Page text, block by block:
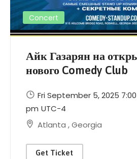
Concert
Айк Газарян на
нового Comedy Club
Fri September 5, 2025
pm UTC-4
Atlanta ,Georgia
Get Ticket